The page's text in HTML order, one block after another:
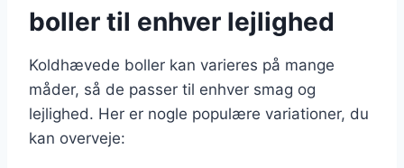
boller til enhver lejlighed
Koldhævede boller kan varieres på mange
måder, så de passer til enhver smag og
lejlighed. Her er nogle populære variationer, du
kan overveje: